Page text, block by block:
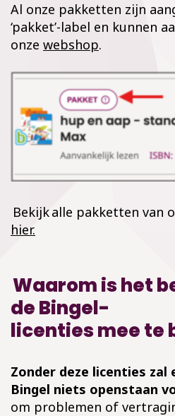
Al onze pakketten zijn
‘pakket’-label en kunnen
onze webshop.
Bekijkalle pakketten van
hier.
Waarom is het
de Bingel-
licenties mee te
Zonder deze licenties zal
Bingel niets openstaan
om problemen of